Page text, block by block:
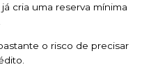
cria uma reserva mínima
o risco de precisar